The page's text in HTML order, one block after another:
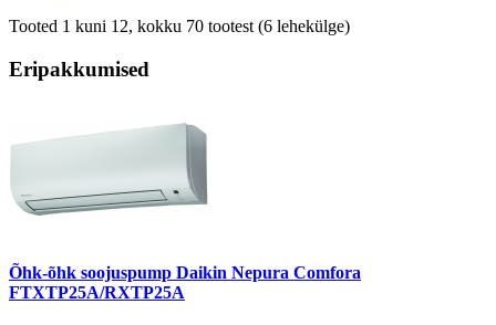
Tooted 1 kuni 12, kokku 70 tootest (6 lehekülge)
Eripakkumised
Õhk-õhk soojuspump Daikin Nepura Comfora
FTXTP25A/RXTP25A